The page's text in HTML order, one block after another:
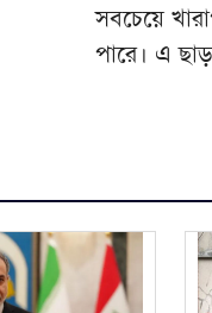
সবচেয়ে
পারে। এ